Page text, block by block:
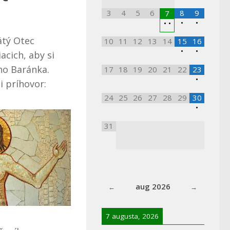
Otec
aby si
Baránka.
príhovor:
3 4 5 6
7
• •
8
•
9
•
10 11 12 13 14
15
•
16
•
17 18 19 20 21 22
23
•
24 25 26 27 28 29 30
•
31
aug 2026
7 augusta, 2026